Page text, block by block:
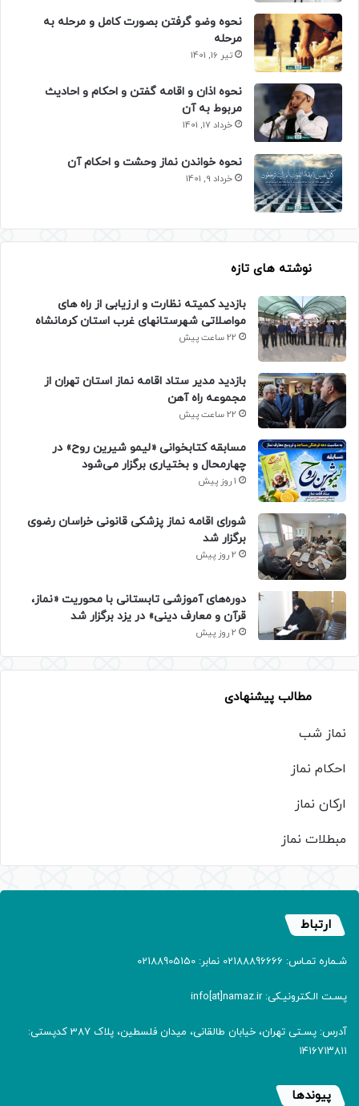
نحوه وضو گرفتن بصورت کامل و مرحله به
مرحله
تیر 16, 1401
نحوه اذان و اقامه گفتن و احکام و احادیث
مربوط به آن
خرداد 17, 1401
نحوه خواندن نماز وحشت و احکام آن
خرداد 9, 1401
نوشته های تازه
بازدید کمیته نظارت و ارزیابی از راه های
مواصلاتی شهرستانهای غرب استان کرمانشاه
22 ساعت پیش
بازدید مدیر ستاد اقامه نماز استان تهران از
مجموعه راه آهن
22 ساعت پیش
مسابقه کتابخوانی «لیمو شیرین روح» در
چهارمحال و بختیاری برگزار می‌شود
1 روز پیش
شورای اقامه نماز پزشکی قانونی خراسان رضوی
برگزار شد
2 روز پیش
دوره‌های آموزشی تابستانی با محوریت «نماز،
قرآن و معارف دینی» در یزد برگزار شد
2 روز پیش
مطالب پیشنهادی
نماز شب
احکام نماز
ارکان نماز
مبطلات نماز
ارتباط
شـماره تمـاس: 02188896666 نمابر: 02188905150
پسـت الـکترونیـکی: info[at]namaz.ir
آدرس: پسـتی تهران، خیابان طالقانی، میدان فلسطین، پلاک 387 کدپستی:
۱۴۱۶۷۱۳۸۱۱
پیوندها